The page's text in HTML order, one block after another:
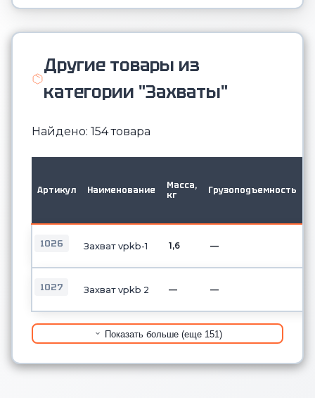
Другие товары из
категории "Захваты"
Найдено: 154 товара
Артикул Наименование
Масса,
кг
Грузоподъемность
1026 Захват vpkb-1 1,6 —
1027 Захват vpkb 2 — —
Показать больше (еще 151)